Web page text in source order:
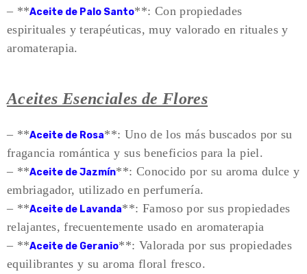
– **Aceite de Palo Santo**: Con propiedades
espirituales y terapéuticas, muy valorado en rituales y
aromaterapia.
Aceites Esenciales de Flores
– **Aceite de Rosa**: Uno de los más buscados por su
fragancia romántica y sus beneficios para la piel.
– **Aceite de Jazmín**: Conocido por su aroma dulce y
embriagador, utilizado en perfumería.
– **Aceite de Lavanda**: Famoso por sus propiedades
relajantes, frecuentemente usado en aromaterapia
– **Aceite de Geranio**: Valorada por sus propiedades
equilibrantes y su aroma floral fresco.